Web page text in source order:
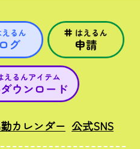
カレンダー 公式SNS